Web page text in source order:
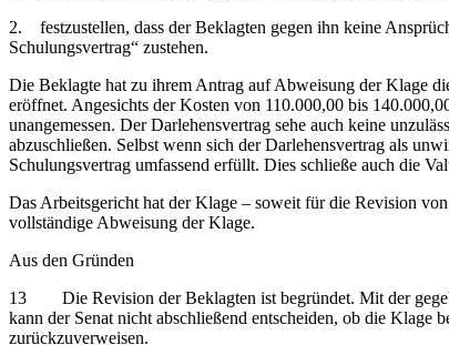
2. festzustellen, dass der Beklagten gegen ihn keine
Schulungsvertrag“ zustehen.
Die Beklagte hat zu ihrem Antrag auf Abweisung der Klage
eröffnet. Angesichts der Kosten von 110.000,00 bis
unangemessen. Der Darlehensvertrag sehe auch keine
abzuschließen. Selbst wenn sich der Darlehensvertrag als
Schulungsvertrag umfassend erfüllt. Dies schließe auch die
Das Arbeitsgericht hat der Klage – soweit für die Revision
vollständige Abweisung der Klage.
Aus den Gründen
13 Die Revision der Beklagten ist begründet. Mit der
kann der Senat nicht abschließend entscheiden, ob die Klage
zurückzuverweisen.